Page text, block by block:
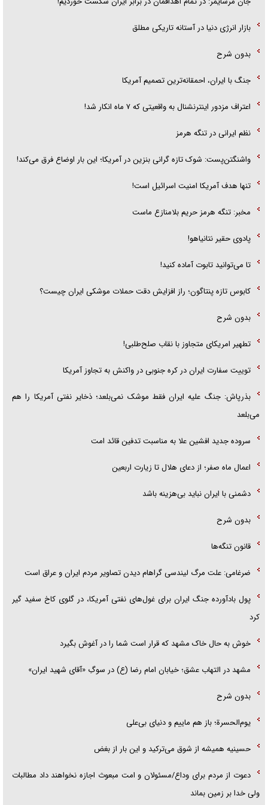
بازار انرژی دنیا در آستانه تاریکی مطلق
بدون شرح
جنگ با ایران، احمقانه‌ترین تصمیم آمریکا
اعتراف مزدور اینترنشنال به واقعیتی که ۷ ماه انکار شد!
نظم ایرانی در تنگه هرمز
واشنگتن‌پست: شوک تازه گرانی بنزین در آمریکا؛ این بار اوضاع فرق می‌کند!
تنها هدف آمریکا امنیت اسرائیل است!
مخبر: تنگه هرمز حریم بلامنازع ماست
پادوی حقیر نتانیاهو!
تا می‌توانید تابوت آماده کنید!
کابوس تازه پنتاگون؛ راز افزایش دقت حملات موشکی ایران چیست؟
بدون شرح
تطهیر امریکای متجاوز با نقاب صلح‌طلبی!
توییت سفارت ایران در کره جنوبی در واکنش به تجاوز آمریکا
بذرپاش: ‏جنگ علیه ایران فقط موشک نمی‌بلعد؛ ذخایر نفتی آمریکا را هم
می‌بلعد
سروده جدید افشین علا به مناسبت تدفین قائد امت
اعمال ماه صفر؛ از دعای هلال تا زیارت اربعین
دشمنی با ایران نباید بی‌هزینه باشد
بدون شرح
قانون تنگه‌ها
ضرغامی: علت مرگ لیندسی گراهام دیدن تصاویر مردم ایران و عراق است
پول بادآورده جنگ ایران برای غول‌های نفتی آمریکا، در گلوی کاخ سفید گیر
کرد
خوش به حال خاک مشهد که قرار است شما را در آغوش بگیرد
مشهد در التهاب عشق؛ خیابان امام رضا (ع) در سوگِ «آقای شهید ایران»
بدون شرح
یوم‌الحسرة؛ باز هم ماییم و دنیای بی‌علی
حسینیه همیشه از شوق می‌ترکید و این بار از بغض
دعوت از مردم برای وداع/مسئولان و امت مبعوث اجازه نخواهند داد مطالبات
ولی خدا بر زمین بماند